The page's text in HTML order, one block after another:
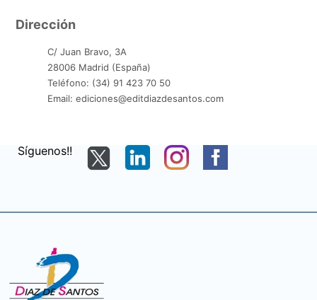
Dirección
C/ Juan Bravo, 3A
28006 Madrid (España)
Teléfono: (34) 91 423 70 50
Email: ediciones@editdiazdesantos.com
Síguenos!!